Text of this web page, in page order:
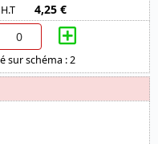
4,25 €
sur schéma : 2